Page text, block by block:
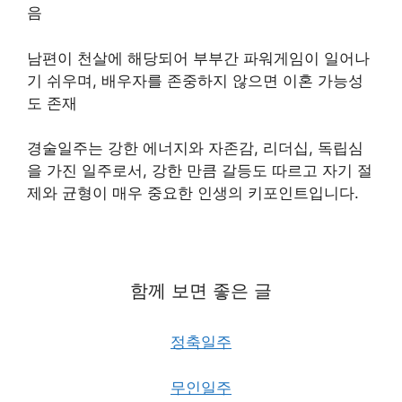
음
남편이 천살에 해당되어 부부간 파워게임이 일어나
기 쉬우며, 배우자를 존중하지 않으면 이혼 가능성
도 존재
경술일주는 강한 에너지와 자존감, 리더십, 독립심
을 가진 일주로서, 강한 만큼 갈등도 따르고 자기 절
제와 균형이 매우 중요한 인생의 키포인트입니다.
함께 보면 좋은 글
정축일주
무인일주